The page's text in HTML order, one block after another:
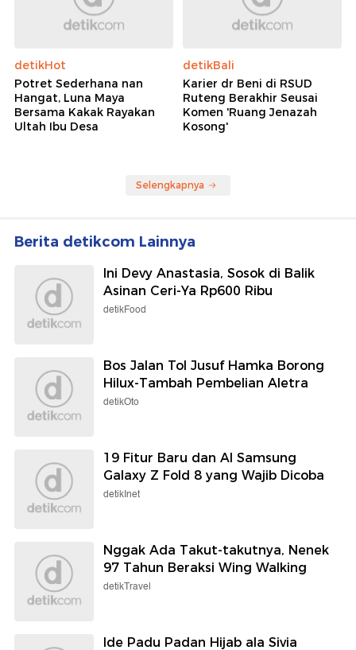
detikHot
Potret Sederhana nan
Hangat, Luna Maya
Bersama Kakak Rayakan
Ultah Ibu Desa
detikBali
Karier dr Beni di RSUD
Ruteng Berakhir Seusai
Komen 'Ruang Jenazah
Kosong'
Selengkapnya
Berita detikcom Lainnya
Ini Devy Anastasia, Sosok di Balik
Asinan Ceri-Ya Rp600 Ribu
detikFood
Bos Jalan Tol Jusuf Hamka Borong
Hilux-Tambah Pembelian Aletra
detikOto
19 Fitur Baru dan AI Samsung
Galaxy Z Fold 8 yang Wajib Dicoba
detikInet
Nggak Ada Takut-takutnya, Nenek
97 Tahun Beraksi Wing Walking
detikTravel
Ide Padu Padan Hijab ala Sivia